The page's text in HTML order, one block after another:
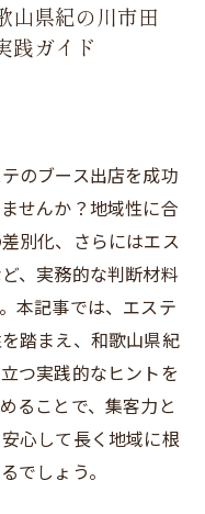
山県紀の川市田
践ガイド
のブース出店を成功
せんか？地域性に合
別化、さらにはエス
、実務的な判断材料
本記事では、エステ
踏まえ、和歌山県紀
つ実践的なヒントを
ることで、集客力と
心して長く地域に根
でしょう。